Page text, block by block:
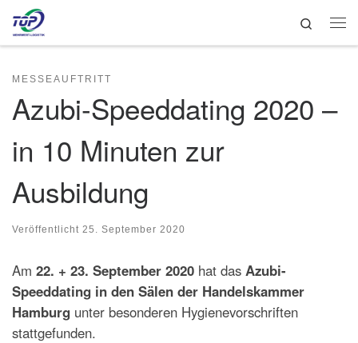
Zum Inhalt springen
Search
MESSEAUFTRITT
Azubi-Speeddating 2020 –
in 10 Minuten zur
Ausbildung
Veröffentlicht 25. September 2020
Am 22. + 23. September 2020 hat das Azubi-
Speeddating in den Sälen der Handelskammer
Hamburg unter besonderen Hygienevorschriften
stattgefunden.